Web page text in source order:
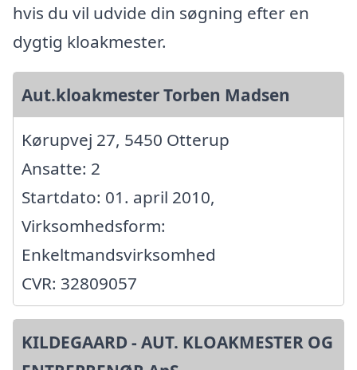
hvis du vil udvide din søgning efter en
dygtig kloakmester.
Aut.kloakmester Torben Madsen
Kørupvej 27, 5450 Otterup
Ansatte: 2
Startdato: 01. april 2010,
Virksomhedsform:
Enkeltmandsvirksomhed
CVR: 32809057
KILDEGAARD - AUT. KLOAKMESTER OG